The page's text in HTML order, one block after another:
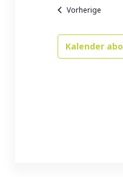
Vorherige
Kalender